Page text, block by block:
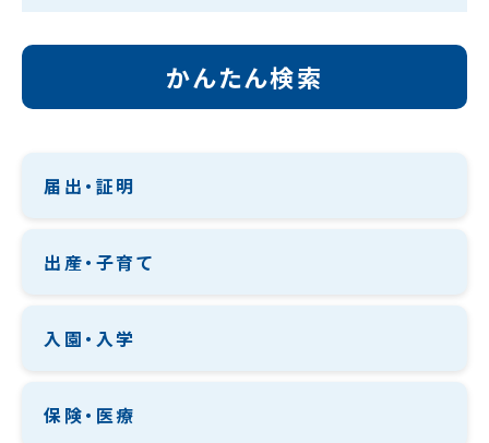
かんたん検索
届出・証明
出産・子育て
入園・入学
保険・医療